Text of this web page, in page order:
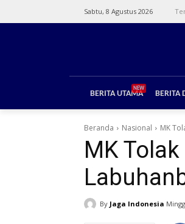
Sabtu, 8 Agustus 2026
BERITA UTAMA
NEW
BERITA
Beranda Nasional MK
MK
By Jaga Indonesia